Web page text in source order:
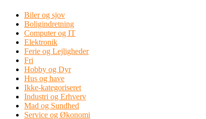
Biler og sjov
Boligindretning
Computer og IT
Elektronik
Ferie og Lejligheder
Fri
Hobby og Dyr
Hus og have
Ikke-kategoriseret
Industri og Erhverv
Mad og Sundhed
Service og Økonomi